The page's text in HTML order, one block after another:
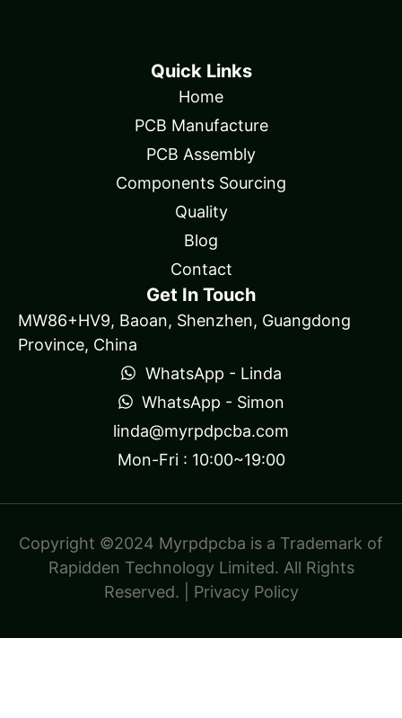
Quick Links
Home
PCB Manufacture
PCB Assembly
Components Sourcing
Quality
Blog
Contact
Get In Touch
MW86+HV9, Baoan, Shenzhen, Guangdong
Province, China
WhatsApp - Linda
WhatsApp - Simon
linda@myrpdpcba.com
Mon-Fri : 10:00~19:00
Copyright ©2024 Myrpdpcba is a Trademark of
Rapidden Technology Limited. All Rights
Reserved. | Privacy Policy